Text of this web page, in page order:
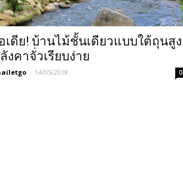
เดีย! บ้านไม้ชั้นเดียวแบบใต้ถุนสูง
งคาจั่วเรียบง่าย
- 14/05/2018 0